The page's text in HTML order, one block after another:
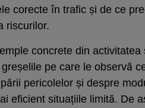
corecte în trafic și de ce
riscurilor.
concrete din
pe care le observă
pericolelor și despre
eficient situațiile limită. De